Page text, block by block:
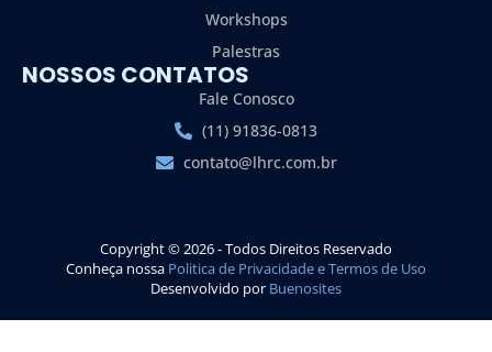
Workshops
Palestras
NOSSOS CONTATOS
Fale Conosco
(11) 91836-0813
contato@lhrc.com.br
Copyright © 2026 - Todos Direitos Reservado
Conheça nossa Politica de Privacidade e Termos de Uso
Desenvolvido por Buenosites